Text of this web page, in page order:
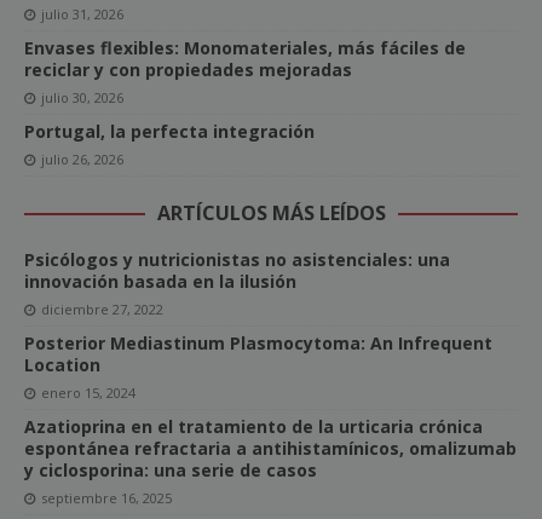
julio 31, 2026
Envases flexibles: Monomateriales, más fáciles de
reciclar y con propiedades mejoradas
julio 30, 2026
Portugal, la perfecta integración
julio 26, 2026
ARTÍCULOS MÁS LEÍDOS
Psicólogos y nutricionistas no asistenciales: una
innovación basada en la ilusión
diciembre 27, 2022
Posterior Mediastinum Plasmocytoma: An Infrequent
Location
enero 15, 2024
Azatioprina en el tratamiento de la urticaria crónica
espontánea refractaria a antihistamínicos, omalizumab
y ciclosporina: una serie de casos
septiembre 16, 2025